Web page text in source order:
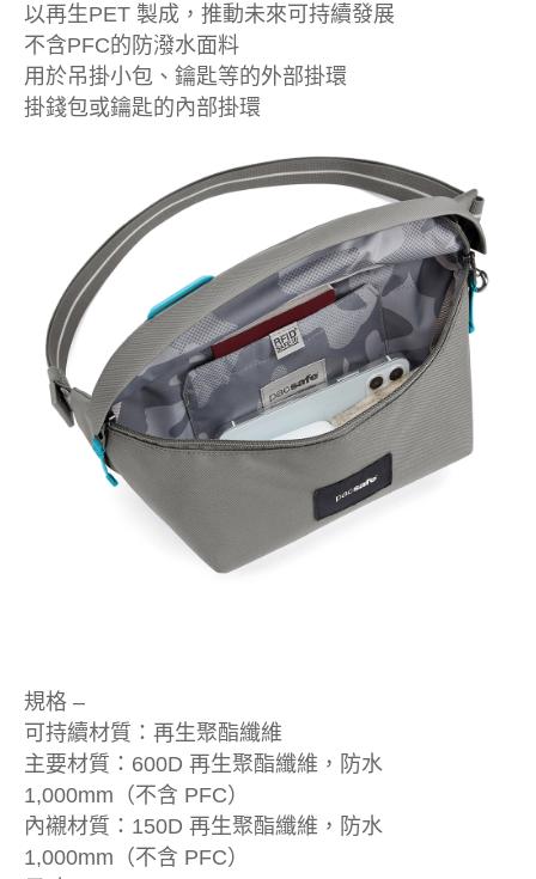
以再生PET 製成，推動未來可持續發展
不含PFC的防潑水面料
用於吊掛小包、鑰匙等的外部掛環
掛錢包或鑰匙的內部掛環
規格 –
可持續材質：再生聚酯纖維
主要材質：600D 再生聚酯纖維，防水
1,000mm（不含 PFC）
內襯材質：150D 再生聚酯纖維，防水
1,000mm（不含 PFC）